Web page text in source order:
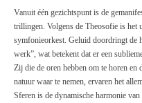
Vanuit één gezichtspunt is de
trillingen. Volgens de Theosofie is het
symfonieorkest. Geluid doordringt de
werk”, wat betekent dat er een
Zij die de oren hebben om te horen
natuur waar te nemen, ervaren het
Sferen is de dynamische harmonie